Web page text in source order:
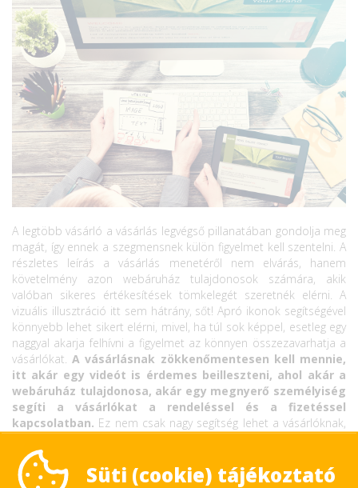
A legtöbb vásárló a vásárlás legvégső pillanatában gondolja meg
magát, így ennek a szegmensnek külön figyelmet kell szentelni. A
részletes leírás a vásárlás menetéről nem elvárás, hanem
követelmény azon webáruház tulajdonosok számára, akik
valóban sikeres értékesítések tömkelegét szeretnék elérni. A
vizuális illusztráció itt sem hátrány, sőt! Apró ikonok segítségével
könnyebb lehet sikert elérni, mivel, ha túl sok képpel, esetleg egy
naggyal akarja felhívni a figyelmet az könnyen összezavarhatja a
vásárlókat.A vásárlásnak zökkenőmentesen kell mennie,
itt akár egy videót is érdemes beilleszteni, ahol akár a
webáruház tulajdonosa, akár egy megnyerő személyiség
segíti a vásárlókat a rendeléssel és a fizetéssel
kapcsolatban. Ez nem csak nagy segítség lehet a vásárlóknak,
de ugyanakkor bizalomgerjesztő lépés is, hisz a vevők egy hús –
vér embert láthatnak, ezenkívül közelebb érezhetik magukat a
webáruház tulajdonosához is.
Süti (cookie) tájékoztató